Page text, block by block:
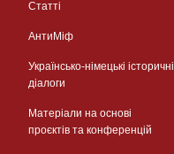
Статті
АнтиМіф
Українсько-німецькі історичні
діалоги
Матеріали на основі
проєктів та конференцій